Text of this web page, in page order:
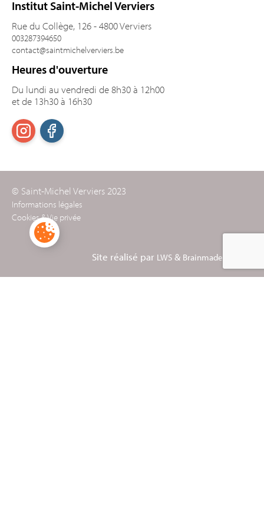
Institut Saint-Michel Verviers
Rue du Collège, 126 - 4800 Verviers
003287394650
contact@saintmichelverviers.be
Heures d'ouverture
Du lundi au vendredi de 8h30 à 12h00
et de 13h30 à 16h30
© Saint-Michel Verviers 2023
Informations légales
Cookies & Vie privée
Site réalisé par LWS & Brainmade Agency